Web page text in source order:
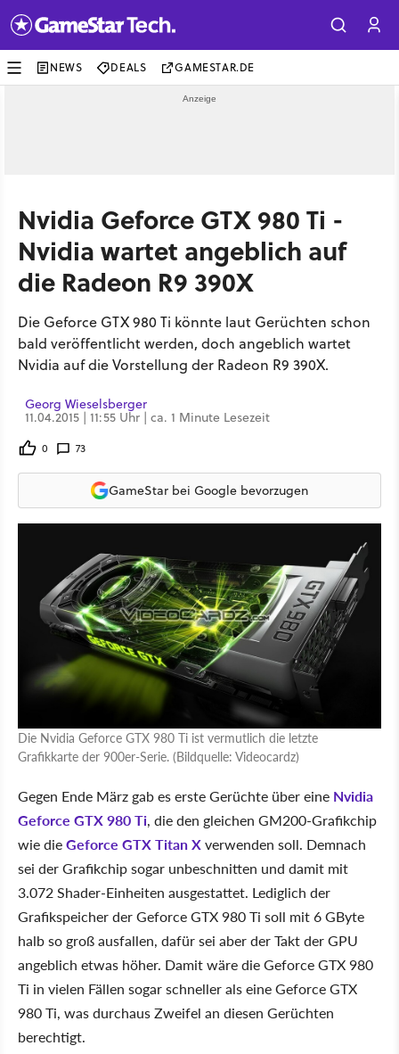
NEWS DEALS GAMESTAR.DE
Nvidia Geforce GTX 980 Ti -
Nvidia wartet angeblich auf
die Radeon R9 390X
Die Geforce GTX 980 Ti könnte laut Gerüchten schon
bald veröffentlicht werden, doch angeblich wartet
Nvidia auf die Vorstellung der Radeon R9 390X.
Georg Wieselsberger
11.04.2015 | 11:55 Uhr | ca. 1 Minute Lesezeit
0 73
GameStar bei Google bevorzugen
Die Nvidia Geforce GTX 980 Ti ist vermutlich die letzte
Grafikkarte der 900er-Serie. (Bildquelle: Videocardz)
Gegen Ende März gab es erste Gerüchte über eine Nvidia
Geforce GTX 980 Ti, die den gleichen GM200-Grafikchip
wie dieGeforce GTX Titan Xverwenden soll. Demnach
sei der Grafikchip sogar unbeschnitten und damit mit
3.072 Shader-Einheiten ausgestattet. Lediglich der
Grafikspeicher der Geforce GTX 980 Ti soll mit 6 GByte
halb so groß ausfallen, dafür sei aber der Takt der GPU
angeblich etwas höher. Damit wäre die Geforce GTX 980
Ti in vielen Fällen sogar schneller als eine Geforce GTX
980 Ti, was durchaus Zweifel an diesen Gerüchten
berechtigt.